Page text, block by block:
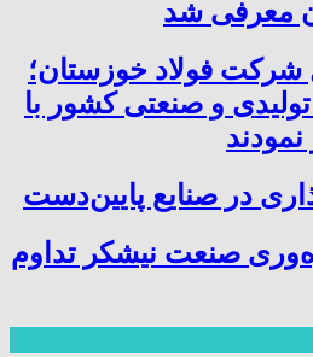
معرفی شد
شرکت فولاد خوزستان؛
و صنعتی کشور با
در صنایع پایین‌دست
صنعت نیشکر تداوم